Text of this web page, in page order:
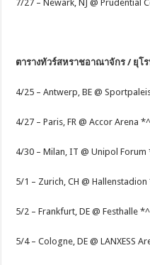
7/27 – Newark, NJ @ Prudential
ตารางทัวร์สหราชอาณาจักร / ยุโร
4/25 – Antwerp, BE @
4/27 – Paris, FR @ Accor Arena *^
4/30 – Milan, IT @ Unipol Forum
5/1 – Zurich, CH @
5/2 – Frankfurt, DE @ Festhalle *^
5/4 – Cologne, DE @ LANXESS